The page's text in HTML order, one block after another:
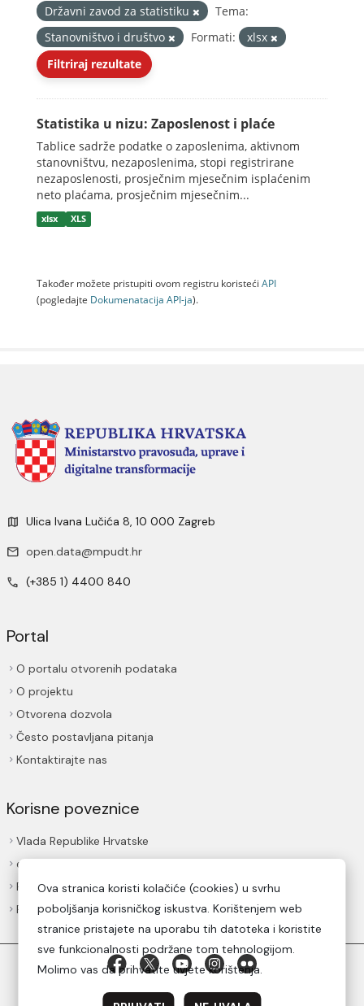
Državni zavod za statistiku
Tema:
Stanovništvo i društvo
Formati:
xlsx
Filtriraj rezultate
Statistika u nizu: Zaposlenost i plaće
Tablice sadrže podatke o zaposlenima, aktivnom
stanovništvu, nezaposlenima, stopi registrirane
nezaposlenosti, prosječnim mjesečnim isplaćenim
neto plaćama, prosječnim mjesečnim...
xlsx XLS
Također možete pristupiti ovom registru koristeći API
(pogledajte Dokumenаtаcijа API-jа).